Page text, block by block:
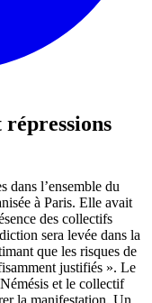
dans l’ensemble du
à Paris. Elle avait
des collectifs
sera levée dans la
que les risques de
justifiés ». Le
et le collectif
la manifestation. Un